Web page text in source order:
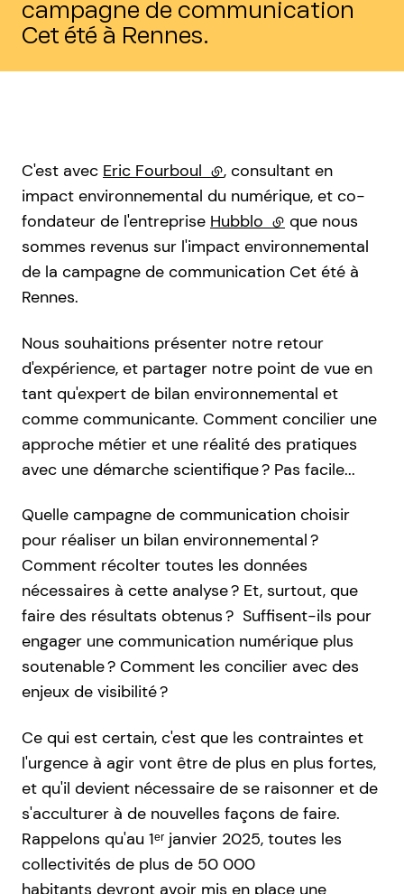
campagne de communication
Cet été à Rennes.
C'est avec Eric Fourboul (lien externe)
, consultant en
impact environnemental du numérique, et co-
fondateur de l'entreprise Hubblo (lien externe)
que nous
sommes revenus sur l'impact environnemental
de la campagne de communication Cet été à
Rennes.
Nous souhaitions présenter notre retour
d'expérience, et partager notre point de vue en
tant qu'expert de bilan environnemental et
comme communicante. Comment concilier une
approche métier et une réalité des pratiques
avec une démarche scientifique ? Pas facile...
Quelle campagne de communication choisir
pour réaliser un bilan environnemental ?
Comment récolter toutes les données
nécessaires à cette analyse ? Et, surtout, que
faire des résultats obtenus ? Suffisent-ils pour
engager une communication numérique plus
soutenable ? Comment les concilier avec des
enjeux de visibilité ?
Ce qui est certain, c'est que les contraintes et
l'urgence à agir vont être de plus en plus fortes,
et qu'il devient nécessaire de se raisonner et de
s'acculturer à de nouvelles façons de faire.
Rappelons qu'au 1ᵉʳ janvier 2025, toutes les
collectivités de plus de 50 000
habitants devront avoir mis en place une